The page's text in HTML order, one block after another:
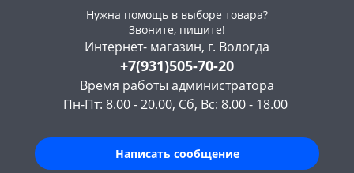
Нужна помощь в выборе товара?
Звоните, пишите!
Интернет- магазин, г. Вологда
+7(931)505-70-20
Время работы администратора
Пн-Пт: 8.00 - 20.00, Сб, Вс: 8.00 - 18.00
Написать сообщение